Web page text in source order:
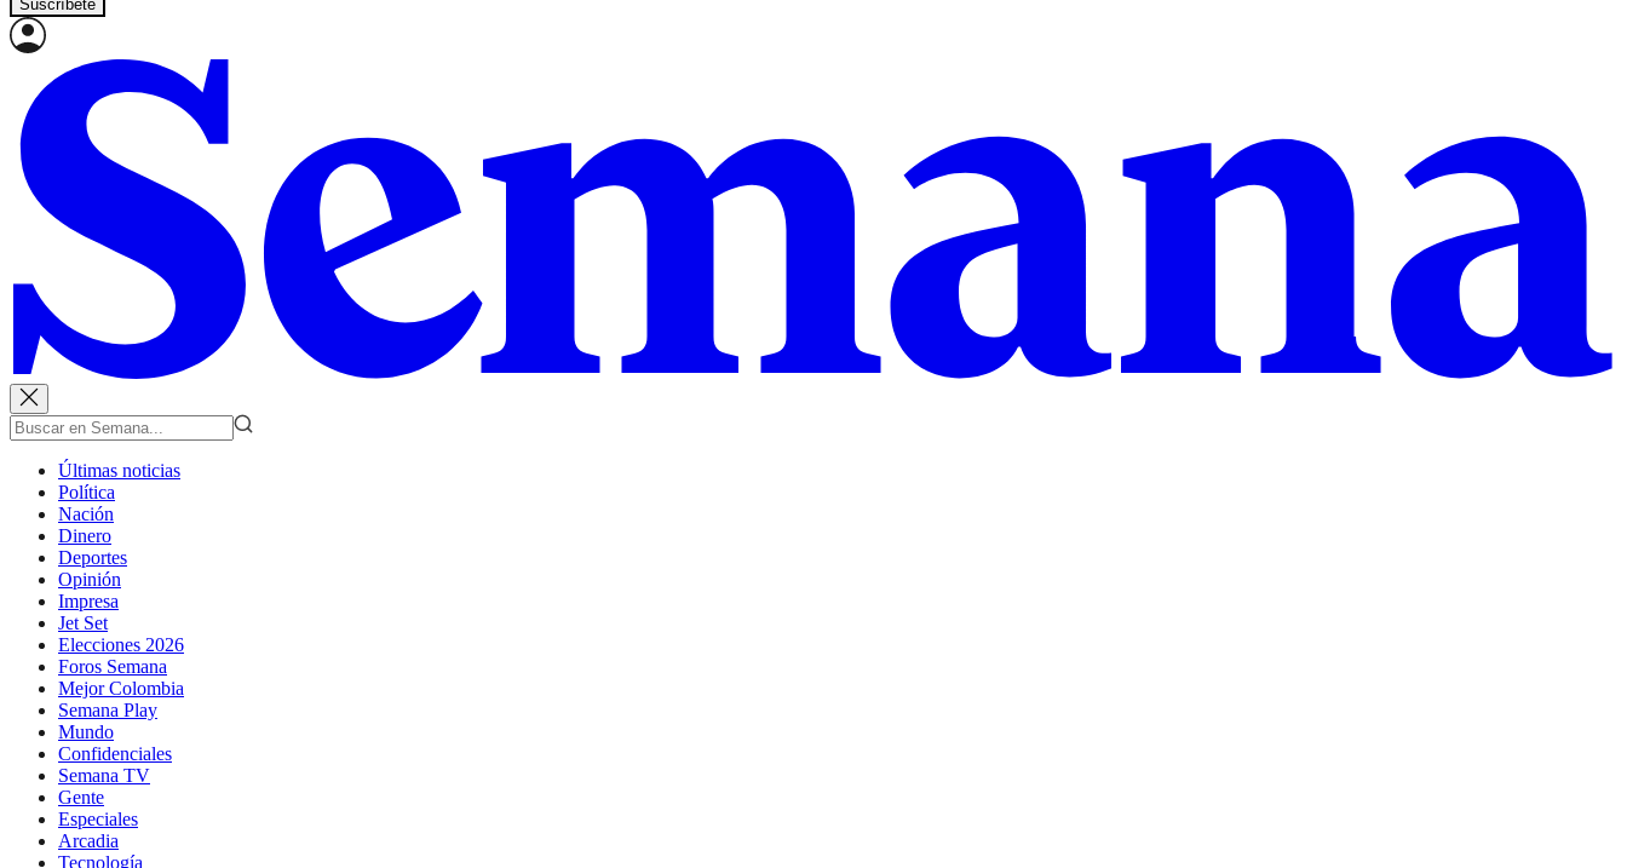
Suscríbete
Últimas noticias
Política
Nación
Dinero
Deportes
Opinión
Impresa
Jet Set
Elecciones 2026
Foros Semana
Mejor Colombia
Semana Play
Mundo
Confidenciales
Semana TV
Gente
Especiales
Arcadia
Tecnología